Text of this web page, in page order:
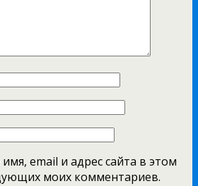
email и адрес сайта в этом
моих комментариев.